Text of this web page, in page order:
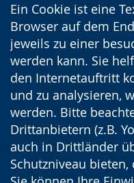
Ein Cookie ist eine
Browser auf dem
jeweils zu einer
werden kann. Sie
den Internetauftritt
und zu analysieren,
werden. Bitte
Drittanbietern (z.B.
auch in Drittländer
Schutzniveau bieten,